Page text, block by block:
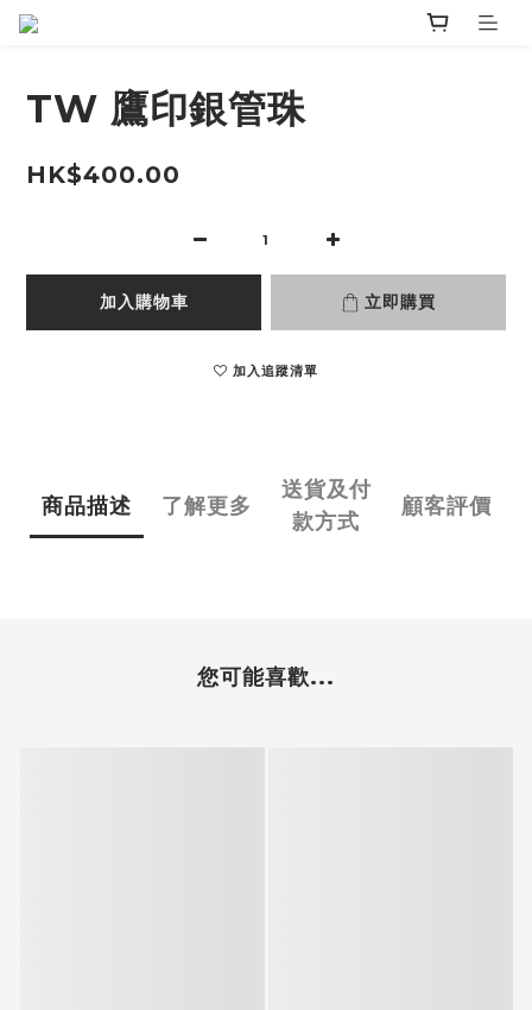
TW 鷹印銀管珠
HK$400.00
加入購物車 立即購買
加入追蹤清單
商品描述 了解更多
送貨及付
款方式
顧客評價
您可能喜歡...